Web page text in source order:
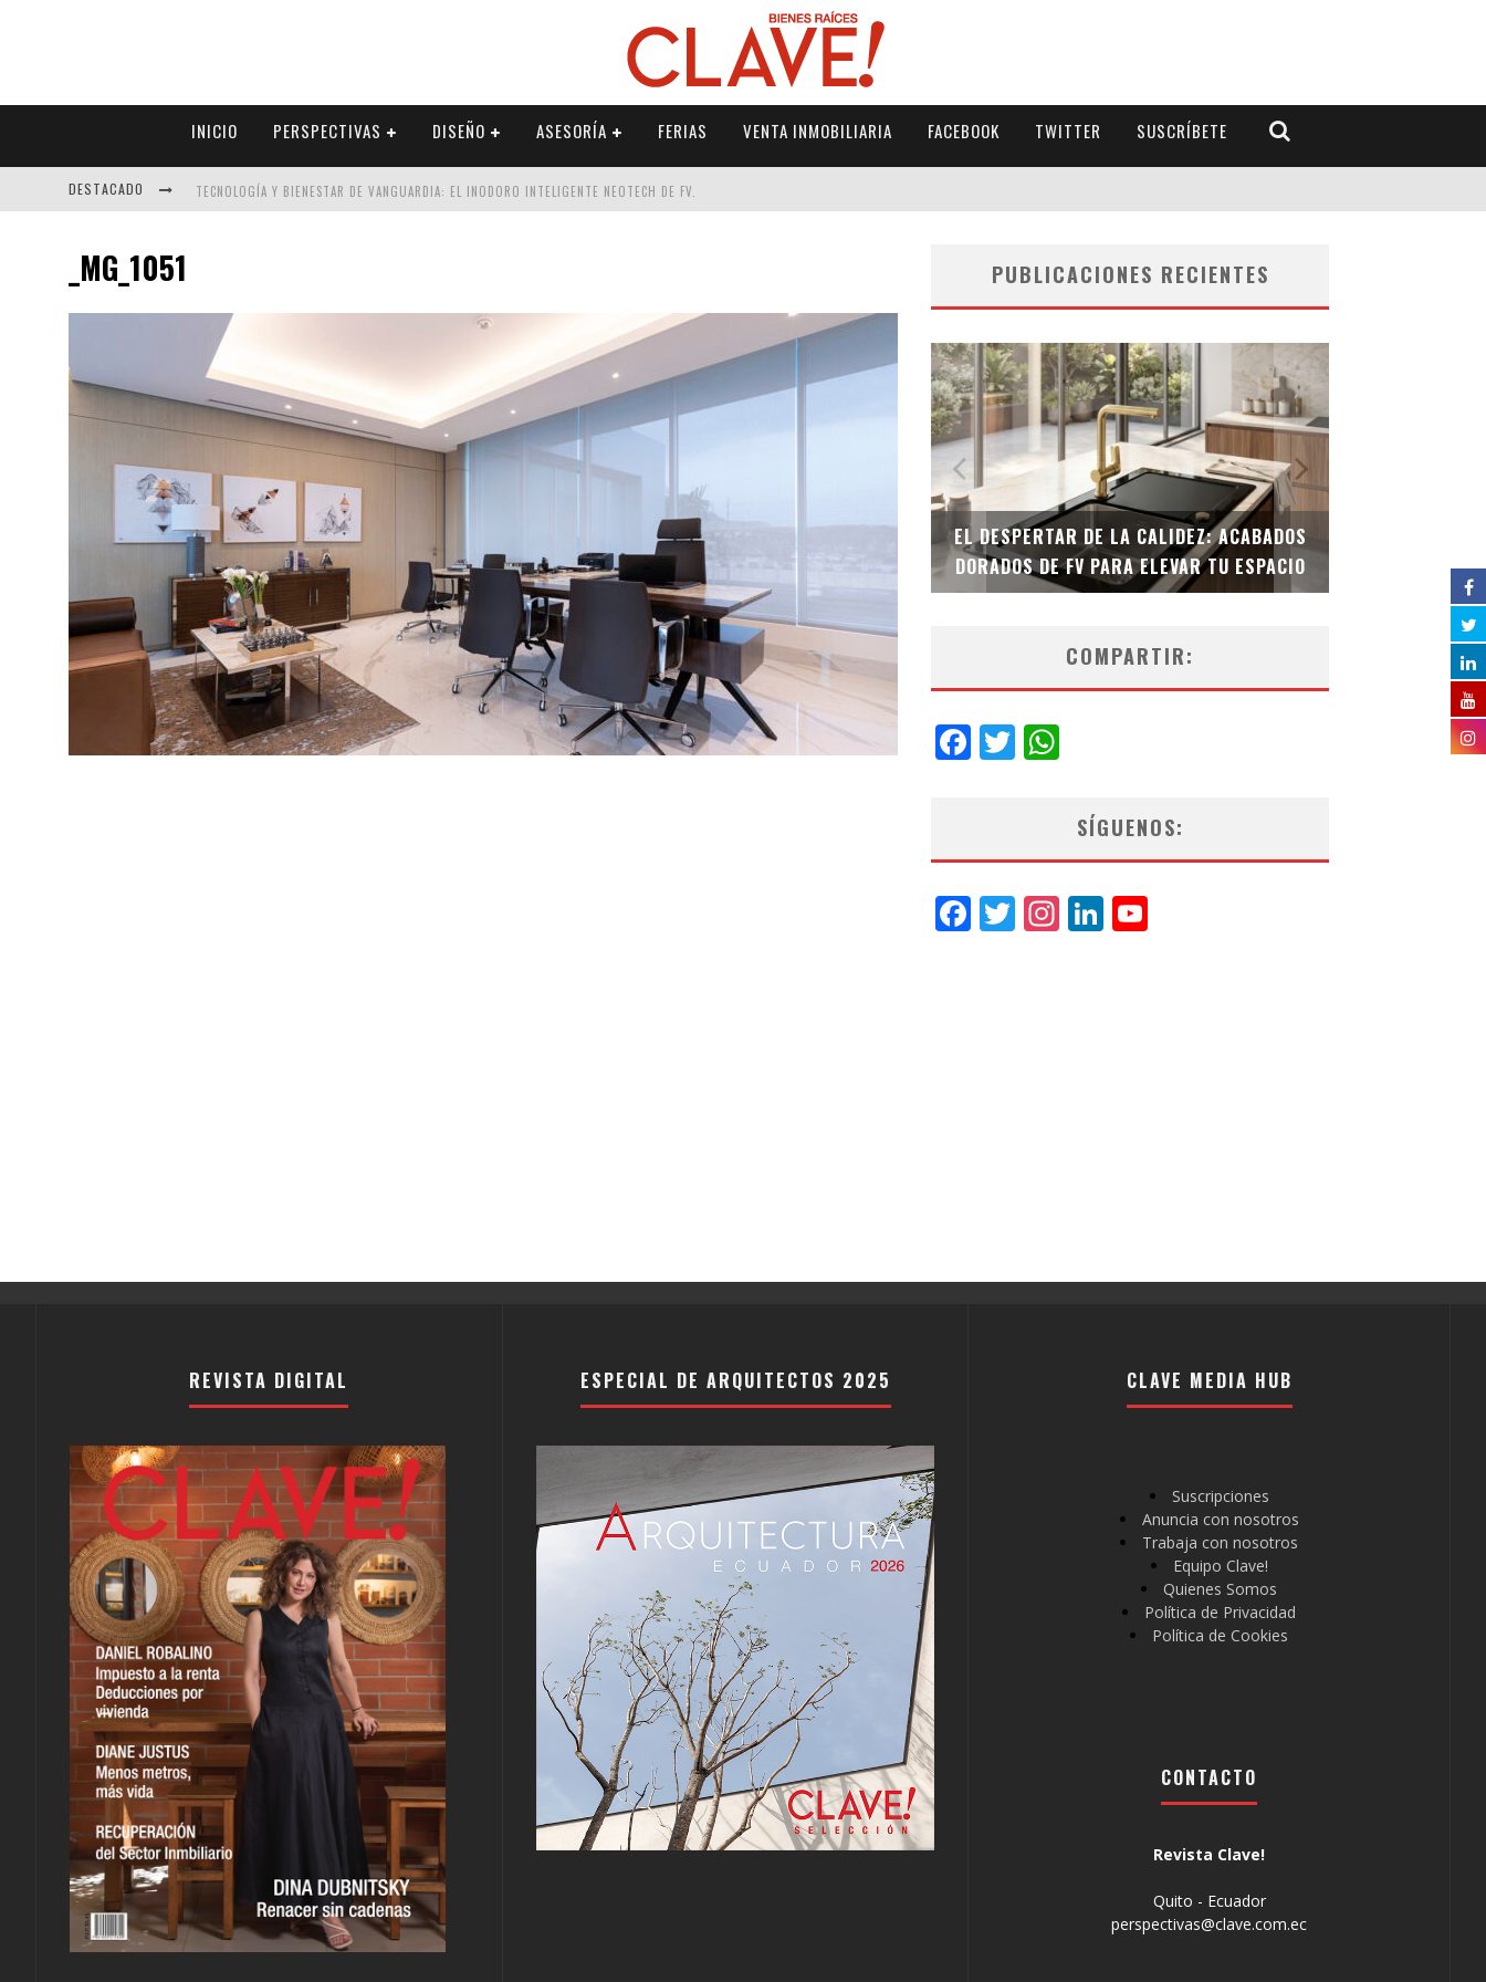
INICIO PERSPECTIVAS DISEÑO ASESORÍA FERIAS VENTA INMOBILIARIA FACEBOOK TWITTER SUSCRÍBETE
DESTACADO TECNOLOGÍA Y BIENESTAR DE VANGUARDIA: EL INODORO INTELIGENTE NEOTECH DE FV.
EL DESPERTAR DE LA CALIDEZ: ACABADOS DORADOS DE FV PARA ELEVAR TU ESPACIO
_MG_1051 PUBLICACIONES RECIENTES
SAINT-GOBAIN IMPTEK – XI CONVENCIÓN
INTERNACIONAL
EL DESPERTAR DE LA CALIDEZ: ACABADOS
DORADOS DE FV PARA ELEVAR TU ESPACIO
EL INODORO
COMPARTIR:
Facebook
Twitter
SÍGUENOS:
Facebook
Twitter
Instagram
LinkedIn
REVISTA DIGITAL ESPECIAL DE ARQUITECTOS 2025 CLAVE MEDIA HUB
Suscripciones
Anuncia con nosotros
Trabaja con nosotros
Equipo Clave!
Quienes Somos
Política de Privacidad
Política de Cookies
CONTACTO
Revista Clave!
Quito - Ecuador
perspectivas@clave.com.ec